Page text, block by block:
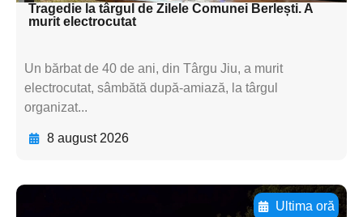
Tragedie la târgul de Zilele Comunei Berlești. A
murit electrocutat
Un bărbat de 40 de ani, din Târgu Jiu, a murit
electrocutat, sâmbătă după-amiază, la târgul
organizat...
8 august 2026
Ultima oră